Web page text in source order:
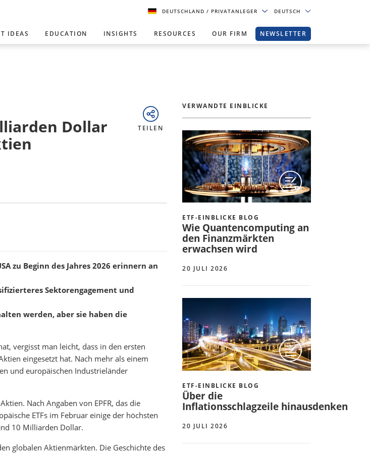
DEUTSCHLAND/ PRIVATANLEGER DEUTSCH
IDEAS EDUCATION INSIGHTS RESOURCES OUR FIRM NEWSLETTER
Dollar
TEILEN
zu Beginn des Jahres 2026 erinnern an
Sektorengagement und
werden, aber sie haben die
vergisst man leicht, dass in den ersten
eingesetzt hat. Nach mehr als einem
und europäischen Industrieländer
Nach Angaben von EPFR, das die
ETFs im Februar einige der höchsten
10 Milliarden Dollar.
globalen Aktienmärkten. Die Geschichte des
VERWANDTE EINBLICKE
ETF-EINBLICKE BLOG
Wie Quantencomputing an
den Finanzmärkten
erwachsen wird
20 JULI 2026
ETF-EINBLICKE BLOG
Über die
Inflationsschlagzeile hinausdenken
20 JULI 2026